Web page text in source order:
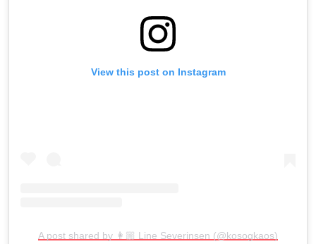
View this post on Instagram
A post shared by 👩🏼 Line Severinsen (@kosogkaos)